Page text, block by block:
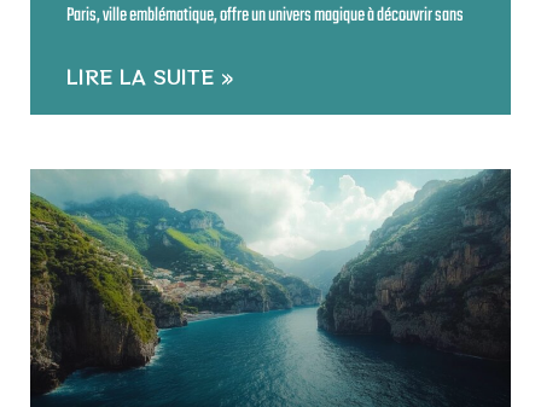
Paris, ville emblématique, offre un univers magique à découvrir sans
LIRE LA SUITE »